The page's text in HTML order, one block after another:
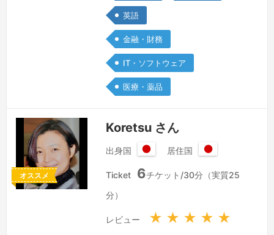
応じさせていただきます。現在の設定
は、短時間の（30分）逐次通訳を想定
しております。逐次通訳は、時間が長い
場合（3時間を超えるなど）、料金を下
げるご提案もございます。同時通訳は内
容や条件に応じ、1名体制交代なしで60
英語
金融・財務
IT・ソフトウェア
医療・薬品
オススメ
Koretsu さん
出身国
本
居住国
本
Ticket 6チケット/30分（実質25
分）
レビュー ★ ★ ★ ★ ★